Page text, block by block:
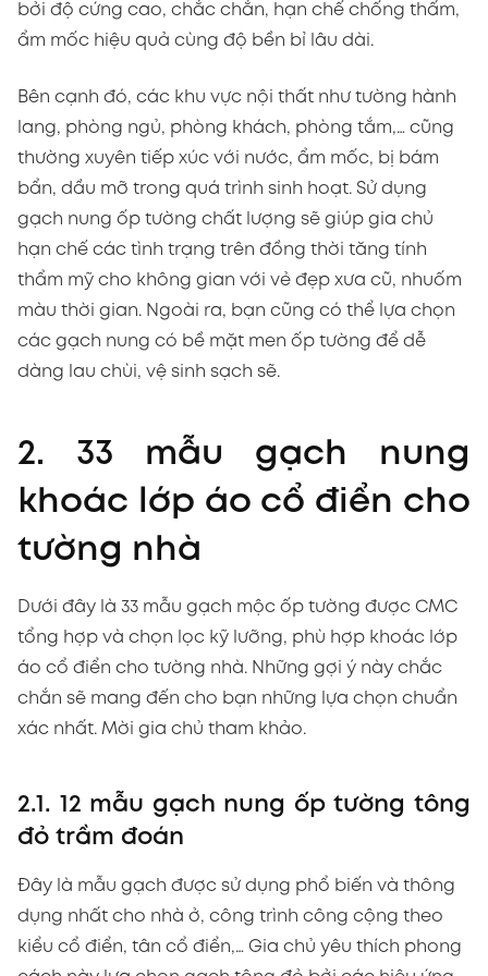
bởi độ cứng cao, chắc chắn, hạn chế chống thấm,
ẩm mốc hiệu quả cùng độ bền bỉ lâu dài.
Bên cạnh đó, các khu vực nội thất như tường hành
lang, phòng ngủ, phòng khách, phòng tắm,… cũng
thường xuyên tiếp xúc với nước, ẩm mốc, bị bám
bẩn, dầu mỡ trong quá trình sinh hoạt. Sử dụng
gạch nung ốp tường chất lượng sẽ giúp gia chủ
hạn chế các tình trạng trên đồng thời tăng tính
thẩm mỹ cho không gian với vẻ đẹp xưa cũ, nhuốm
màu thời gian. Ngoài ra, bạn cũng có thể lựa chọn
các gạch nung có bề mặt men ốp tường để dễ
dàng lau chùi, vệ sinh sạch sẽ.
2. 33 mẫu gạch nung
khoác lớp áo cổ điển cho
tường nhà
Dưới đây là 33 mẫu gạch mộc ốp tường được CMC
tổng hợp và chọn lọc kỹ lưỡng, phù hợp khoác lớp
áo cổ điển cho tường nhà. Những gợi ý này chắc
chắn sẽ mang đến cho bạn những lựa chọn chuẩn
xác nhất. Mời gia chủ tham khảo.
2.1. 12 mẫu gạch nung ốp tường tông
đỏ trầm đoán
Đây là mẫu gạch được sử dụng phổ biến và thông
dụng nhất cho nhà ở, công trình công cộng theo
kiểu cổ điển, tân cổ điển,… Gia chủ yêu thích phong